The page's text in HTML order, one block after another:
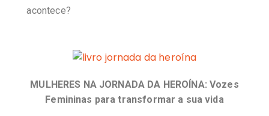
acontece?
MULHERES NA JORNADA DA HEROÍNA: Vozes
Femininas para transformar a sua vida